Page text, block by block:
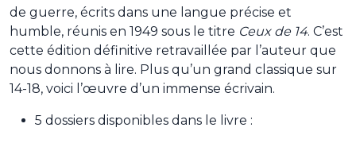
de guerre, écrits dans une langue précise et
humble, réunis en 1949 sous le titre Ceux de 14. C’est
cette édition définitive retravaillée par l’auteur que
nous donnons à lire. Plus qu’un grand classique sur
14-18, voici l’œuvre d’un immense écrivain.
5 dossiers disponibles dans le livre :